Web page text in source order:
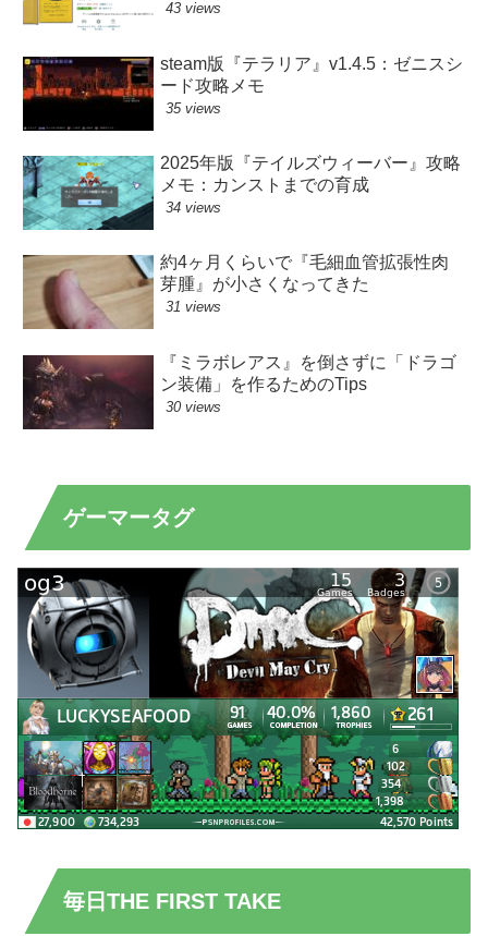
43 views
steam版『テラリア』v1.4.5：ゼニスシ
ード攻略メモ
35 views
2025年版『テイルズウィーバー』攻略
メモ：カンストまでの育成
34 views
約4ヶ月くらいで『毛細血管拡張性肉
芽腫』が小さくなってきた
31 views
『ミラボレアス』を倒さずに「ドラゴ
ン装備」を作るためのTips
30 views
ゲーマータグ
毎日THE FIRST TAKE